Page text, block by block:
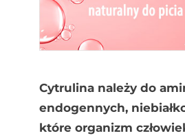
Cytrulina należy do
endogennych,
które organizm